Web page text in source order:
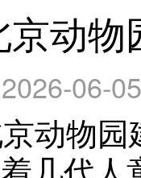
京动
2026-06-
动物